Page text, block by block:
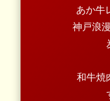
あか牛
神戸浪
和牛焼